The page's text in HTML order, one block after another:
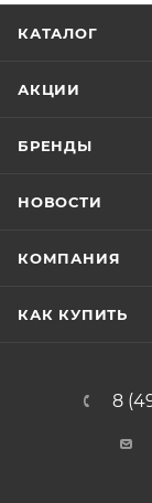
КАТАЛОГ
АКЦИИ
БРЕНДЫ
НОВОСТИ
КОМПАНИЯ
КАК КУПИТЬ
8